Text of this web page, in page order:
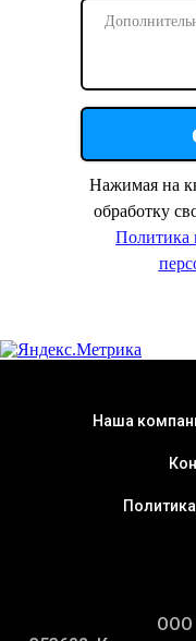
Нажимая на
обработку
Политика
Наша
ООО